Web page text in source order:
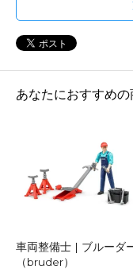
あなたにおすすめの
車両整備士 | ブルーダ
（bruder）